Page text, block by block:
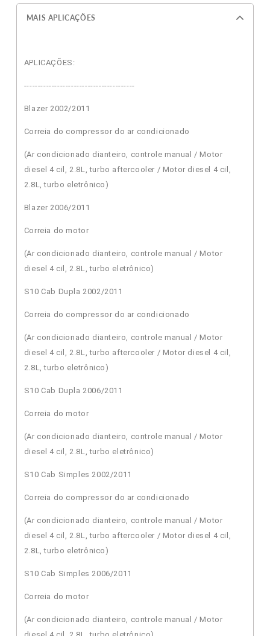
MAIS APLICAÇÕES
APLICAÇÕES:
----------------------------------------
Blazer 2002/2011
Correia do compressor do ar condicionado
(Ar condicionado dianteiro, controle manual / Motor
diesel 4 cil, 2.8L, turbo aftercooler / Motor diesel 4 cil,
2.8L, turbo eletrônico)
Blazer 2006/2011
Correia do motor
(Ar condicionado dianteiro, controle manual / Motor
diesel 4 cil, 2.8L, turbo eletrônico)
S10 Cab Dupla 2002/2011
Correia do compressor do ar condicionado
(Ar condicionado dianteiro, controle manual / Motor
diesel 4 cil, 2.8L, turbo aftercooler / Motor diesel 4 cil,
2.8L, turbo eletrônico)
S10 Cab Dupla 2006/2011
Correia do motor
(Ar condicionado dianteiro, controle manual / Motor
diesel 4 cil, 2.8L, turbo eletrônico)
S10 Cab Simples 2002/2011
Correia do compressor do ar condicionado
(Ar condicionado dianteiro, controle manual / Motor
diesel 4 cil, 2.8L, turbo aftercooler / Motor diesel 4 cil,
2.8L, turbo eletrônico)
S10 Cab Simples 2006/2011
Correia do motor
(Ar condicionado dianteiro, controle manual / Motor